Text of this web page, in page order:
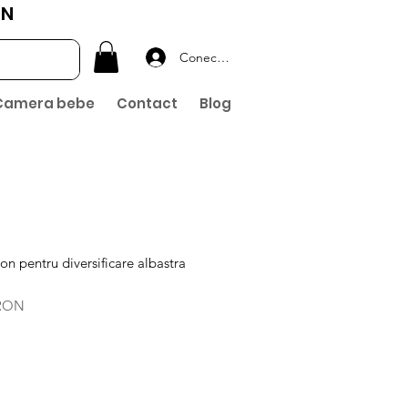
Conectează-te
bebe Contact Blog
pentru diversificare albastra